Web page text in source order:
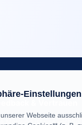
Meinung ist uns wichtig!
Einstellungen
Webseite